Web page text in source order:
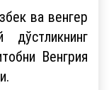
ва венгер
дўстликнинг
Венгрия